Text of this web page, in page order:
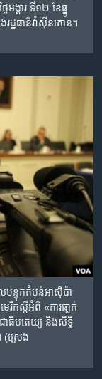
ង្គារ ទី១២ ខែ​ធ្នូ
រដ្ឋធានី​វ៉ាស៊ីនតោន។
បន្ទុក​តំបន់​អាស៊ីប៉ា
ក​ស្តីអំពី​ «ការ​ធា្លក់​
ាធិបតេយ្យ ​និង​សិទ្ធិ
(ស្រេង